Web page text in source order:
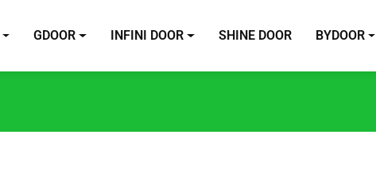
GDOOR INFINI DOOR SHINE DOOR BYDOOR